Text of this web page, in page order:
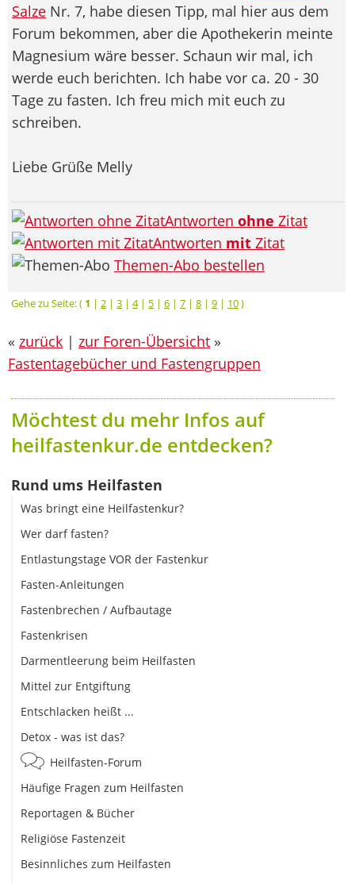
Salze Nr. 7, habe diesen Tipp, mal hier aus dem
Forum bekommen, aber die Apothekerin meinte
Magnesium wäre besser. Schaun wir mal, ich
werde euch berichten. Ich habe vor ca. 20 - 30
Tage zu fasten. Ich freu mich mit euch zu
schreiben.
Liebe Grüße Melly
Antworten ohne Zitat
Antworten mit Zitat
Themen-Abo bestellen
Gehe zu Seite: ( 1 | 2 | 3 | 4| 5 | 6 | 7 | 8 | 9 | 10)
« zurück | zur Foren-Übersicht »
Fastentagebücher und Fastengruppen
Möchtest du mehr Infos auf
heilfastenkur.de entdecken?
Rund ums Heilfasten
Was bringt eine Heilfastenkur?
Wer darf fasten?
Entlastungstage VOR der Fastenkur
Fasten-Anleitungen
Fastenbrechen / Aufbautage
Fastenkrisen
Darmentleerung beim Heilfasten
Mittel zur Entgiftung
Entschlacken heißt ...
Detox - was ist das?
Heilfasten-Forum
Häufige Fragen zum Heilfasten
Reportagen & Bücher
Religiöse Fastenzeit
Besinnliches zum Heilfasten